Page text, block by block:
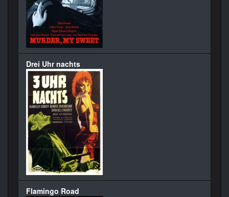
Drei Uhr nachts
Flamingo Road